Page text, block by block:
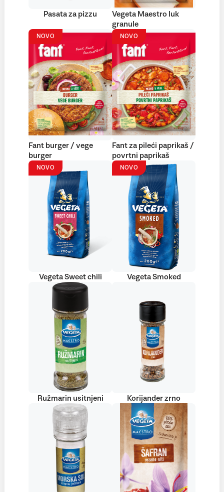
Pasata za pizzu
Vegeta Maestro luk
granule
NOVO
Fant burger / vege
burger
NOVO
Fant za pileći paprikaš /
povrtni paprikaš
NOVO
Vegeta Sweet chili
NOVO
Vegeta Smoked
Ružmarin usitnjeni Korijander zrno